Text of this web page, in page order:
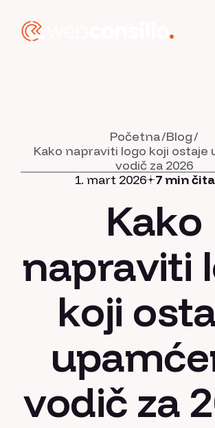
Početna Blog
Kako napraviti logo koji ostaje
vodič za 2026
1. mart 2026
7 min
Kako
napraviti
koji
vodič za